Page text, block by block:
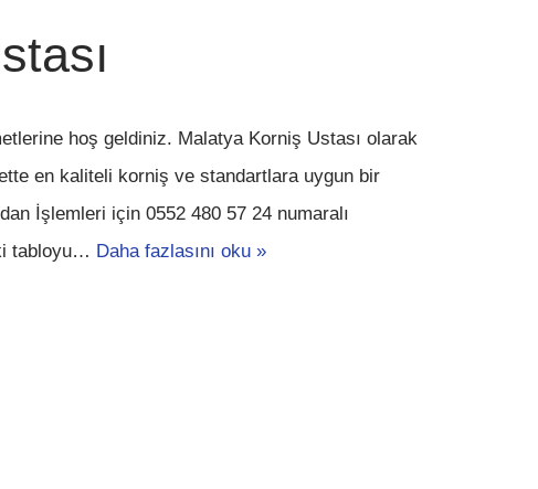
hoş geldiniz. Malatya Korniş Ustası olarak
en kaliteli korniş ve standartlara uygun bir
İşlemleri için 0552 480 57 24 numaralı
tabloyu… Daha fazlasını oku »